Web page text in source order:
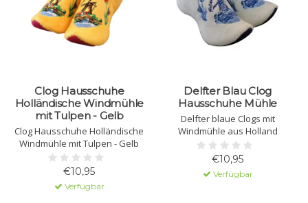
Clog Hausschuhe
Holländische Windmühle
mit Tulpen - Gelb
Clog Hausschuhe Holländische
Windmühle mit Tulpen - Gelb
€10,95
Verfügbar
Delfter Blau Clog
Hausschuhe Mühle
Delfter blaue Clogs mit
Windmühle aus Holland
€10,95
Verfügbar